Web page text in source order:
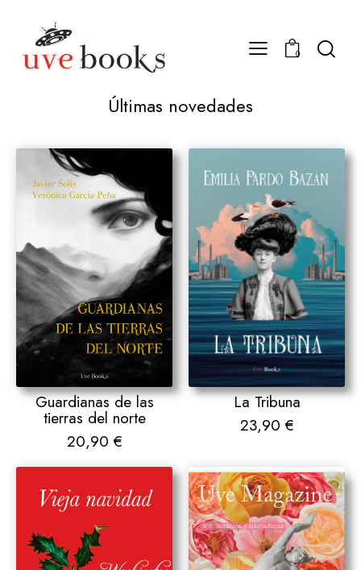
0
Últimas novedades
Guardianas de las
tierras del norte
20,90 €
La Tribuna
23,90 €